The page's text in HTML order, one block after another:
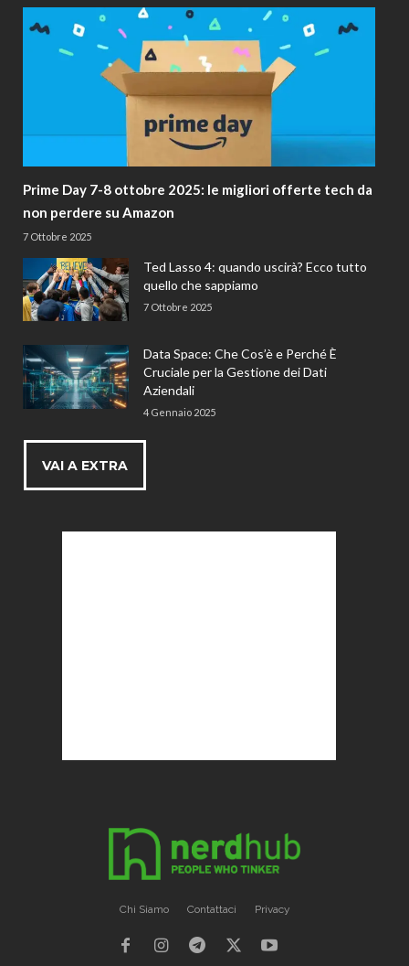
Prime Day 7-8 ottobre 2025: le migliori offerte tech da
non perdere su Amazon
7 Ottobre 2025
Ted Lasso 4: quando uscirà? Ecco tutto
quello che sappiamo
7 Ottobre 2025
Data Space: Che Cos’è e Perché È
Cruciale per la Gestione dei Dati
Aziendali
4 Gennaio 2025
VAI A EXTRA
Chi Siamo Contattaci Privacy